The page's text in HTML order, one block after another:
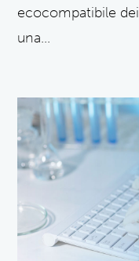
ecocompatibile
una...